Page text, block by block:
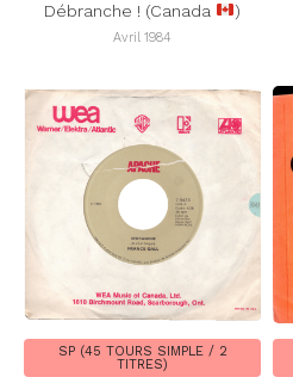
Débranche ! (Canada )
Avril 1984
SP (45 TOURS SIMPLE / 2
TITRES)